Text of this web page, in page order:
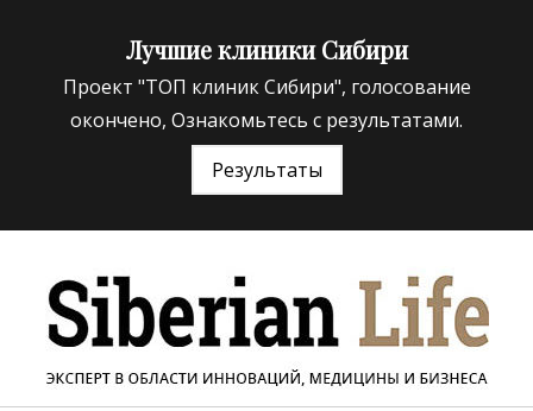
Лучшие клиники Сибири
Проект "ТОП клиник Сибири", голосование
окончено, Ознакомьтесь с результатами.
Результаты
«Siberian Life»